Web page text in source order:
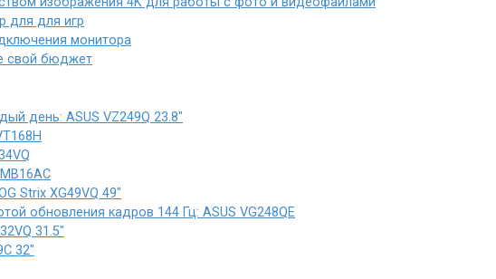
для для игр
монитора
свой бюджет
день: ASUS VZ249Q 23.8″
Strix XG49VQ 49″
обновления кадров 144 Гц: ASUS VG248QE
31.5″
32″